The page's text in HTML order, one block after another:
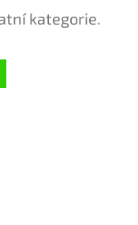
kategorie.